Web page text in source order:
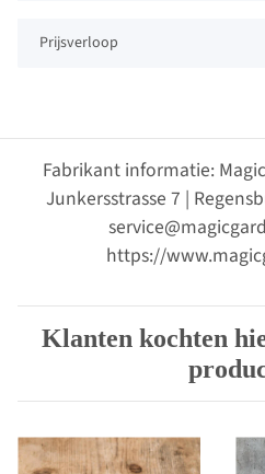
Prijsverloop
Fabrikant informatie:
Junkersstrasse 7 |
https://
Klanten kochten